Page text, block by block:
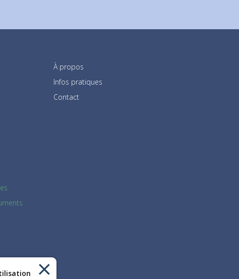
À propos
Infos pratiques
Contact